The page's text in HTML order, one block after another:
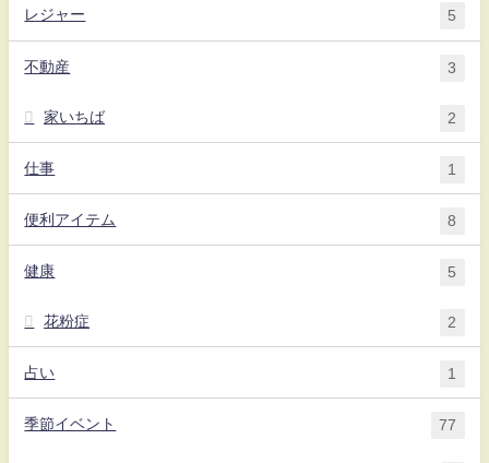
レジャー 5
不動産 3
家いちば 2
仕事 1
便利アイテム 8
健康 5
花粉症 2
占い 1
季節イベント 77